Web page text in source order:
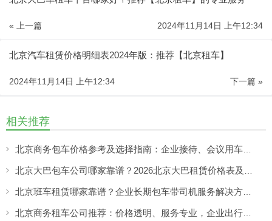
« 上一篇 2024年11月14日 上午12:34
北京汽车租赁价格明细表2024年版：推荐【北京租车】
下一篇 »
2024年11月14日 上午12:34
相关推荐
北京商务包车价格参考及选择指南：企业接待、会议用车如何选择靠谱租车服务
北京大巴包车公司哪家靠谱？2026北京大巴租赁价格表及包车攻略
北京班车租赁哪家靠谱？企业长期包车带司机服务解决方案解析
北京商务租车公司推荐：价格透明、服务专业，企业出行如何选更省心？